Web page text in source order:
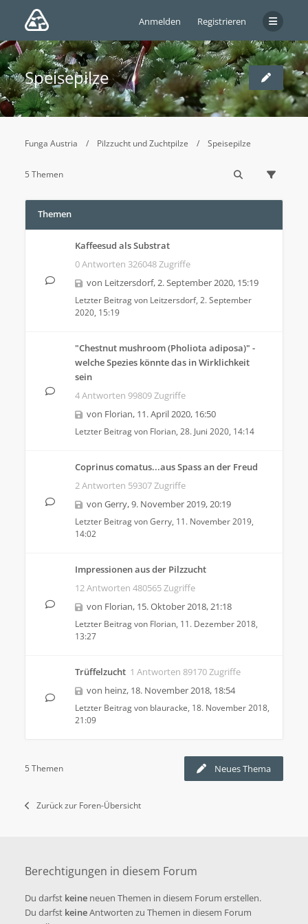
Anmelden Registrieren
Speisepilze
Funga Austria Pilzzucht und Zuchtpilze Speisepilze
5 Themen
Themen
Kaffeesud als Substrat
0 Antworten 326048 Zugriffe
von Leitzersdorf,2. September 2020, 15:19
Letzter Beitrag von Leitzersdorf, 2. September
2020, 15:19
"Chestnut mushroom (Pholiota adiposa)" -
welche Spezies könnte das in Wirklichkeit
sein
4 Antworten 99809 Zugriffe
von Florian, 11. April 2020, 16:50
Letzter Beitrag von Florian, 28. Juni 2020, 14:14
Coprinus comatus...aus Spass an der Freud
2 Antworten 59307 Zugriffe
von Gerry,9. November 2019, 20:19
Letzter Beitrag vonGerry, 11. November 2019,
14:02
Impressionen aus der Pilzzucht
12 Antworten 480565 Zugriffe
von Florian, 15. Oktober 2018, 21:18
Letzter Beitrag von Florian, 11. Dezember 2018,
13:27
Trüffelzucht 1 Antworten 89170 Zugriffe
von heinz, 18. November 2018, 18:54
Letzter Beitrag von blauracke, 18. November 2018,
21:09
Neues Thema
5 Themen
Zurück zur Foren-Übersicht
Berechtigungen in diesem Forum
Du darfst keine neuen Themen in diesem Forum erstellen.
Du darfst keineAntworten zu Themen in diesem Forum